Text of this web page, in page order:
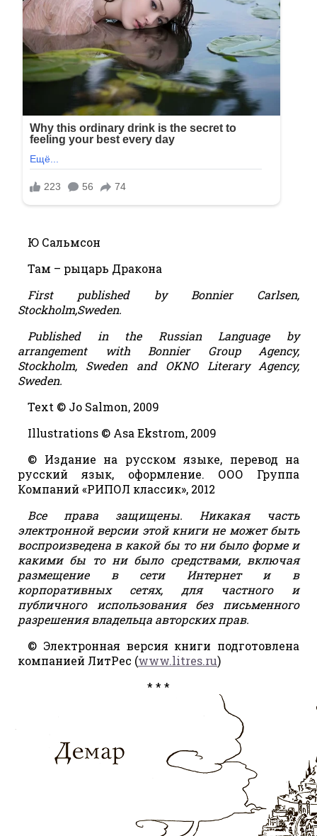
Ю Сальмсон
Там – рыцарь Дракона
First published by Bonnier Carlsen,
Stockholm,Sweden.
Published in the Russian Language by
arrangement with Bonnier Group Agency,
Stockholm, Sweden and OKNO Literary Agency,
Sweden.
Text © Jo Salmon, 2009
Illustrations © Asa Ekstrom, 2009
© Издание на русском языке, перевод на
русский язык, оформление. ООО Группа
Компаний «РИПОЛ классик», 2012
Все права защищены. Никакая часть
электронной версии этой книги не может быть
воспроизведена в какой бы то ни было форме и
какими бы то ни было средствами, включая
размещение в сети Интернет и в
корпоративных сетях, для частного и
публичного использования без письменного
разрешения владельца авторских прав.
© Электронная версия книги подготовлена
компанией ЛитРес (www.litres.ru)
* * *